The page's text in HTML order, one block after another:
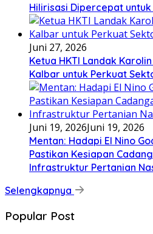
Hilirisasi Dipercepat
Juni 27, 2026
Ketua HKTI Landak
Kalbar untuk Perkuat
Juni 19, 2026Juni 19, 2026
Mentan: Hadapi El Nino
Pastikan Kesiapan
Infrastruktur Pertanian
Selengkapnya
Popular Post